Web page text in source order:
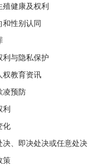
殖健康及权利
和性别认同
利与隐私保护
权教育资讯
凌预防
利
化
决、即决处决或任意处决
策